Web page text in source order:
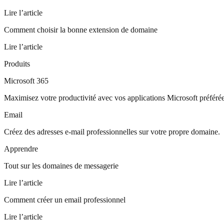
Lire l’article
Comment choisir la bonne extension de domaine
Lire l’article
Produits
Microsoft 365
Maximisez votre productivité avec vos applications Microsoft
Email
Créez des adresses e-mail professionnelles sur votre propre domaine.
Apprendre
Tout sur les domaines de messagerie
Lire l’article
Comment créer un email professionnel
Lire l’article